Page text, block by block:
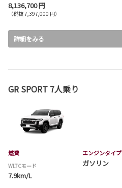
8,136,700 円
（税抜 7,397,000 円）
詳細をみる
GR SPORT 7人乗り
燃費
WLTCモード
7.9km/L
エンジンタイプ
ガソリン